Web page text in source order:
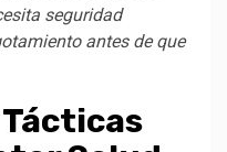
seguridad
antes de que